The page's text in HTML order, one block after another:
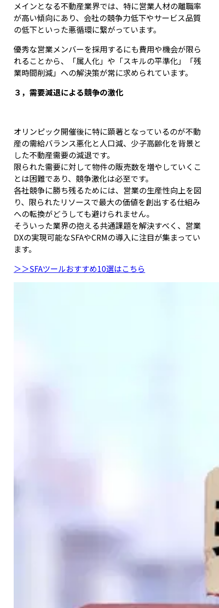
メインとなる不動産業界では、特に営業人材の離職率
が高い傾向にあり、会社の競争力低下やサービス品質
の低下といった悪循環に繋がっています。
優秀な営業メンバーを採用するにも費用や機会が限ら
れることから、「属人化」や「スキルの平準化」「残
業時間削減」への解決策が常に求められています。
３，需要減退による競争の激化
オリンピック開催後に特に顕著となっているのが不動
産の需給バランス悪化と人口減、少子高齢化を背景と
した不動産需要の減退です。
限られた需要に対して物件の販売数を増やしていくこ
とは困難であり、競争激化は必至です。
各社競争に勝ち残るためには、営業の生産性向上を図
り、限られたリソースで最大の価値を創出する仕組み
への転換がどうしても避けられません。
そういった業界の抱える共通課題を解決すべく、営業
DXの実現可能なSFAやCRMの導入に注目が集まってい
ます。
＞＞SFAツールおすすめ10選はこちら